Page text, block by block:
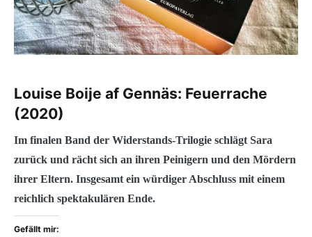
Louise Boije af Gennäs: Feuerrache
(2020)
Im finalen Band der Widerstands-Trilogie schlägt Sara
zurück und rächt sich an ihren Peinigern und den Mördern
ihrer Eltern. Insgesamt ein würdiger Abschluss mit einem
reichlich spektakulären Ende.
Gefällt mir: